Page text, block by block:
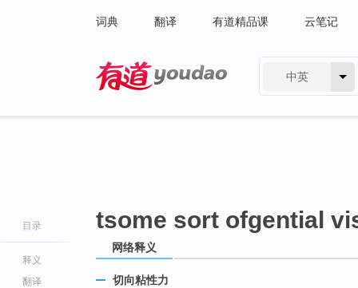
词典 翻译 有道精品课 云笔记
中英
目录
释义
翻译
tsome sort ofgential
网络释义
切向粘性力